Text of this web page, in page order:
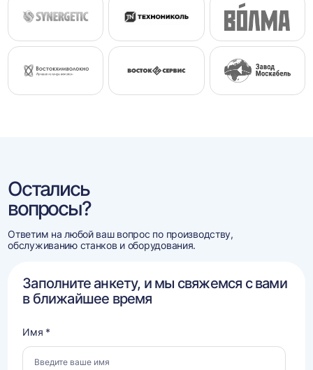
Остались
вопросы?
Ответим на любой ваш вопрос по производству,
обслуживанию станков и оборудования.
Заполните анкету, и мы свяжемся с вами
в ближайшее время
Имя *